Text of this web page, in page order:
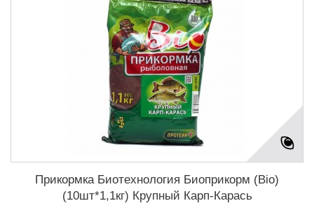
Прикормка Биотехнология Биоприкорм (Bio)
(10шт*1,1кг) Крупный Карп-Карась